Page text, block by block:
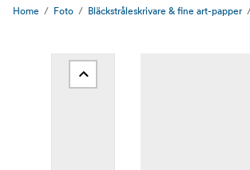
Home Foto Bläckstråleskrivare & fine art-papper